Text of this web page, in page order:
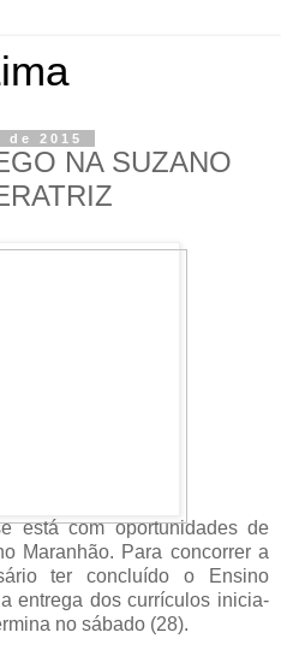
2015
NA SUZANO
está com oportunidades de
Maranhão. Para concorrer a
ter concluído o Ensino
entrega dos currículos inicia-
no sábado (28).